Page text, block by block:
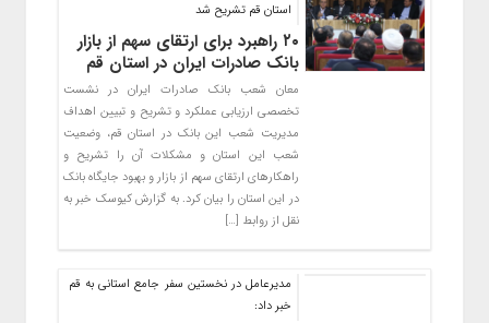
استان قم تشریح شد
۲۰ راهبرد برای ارتقای سهم از بازار
بانک صادرات ایران در استان قم
​معان شعب بانک صادرات ایران در نشست
تخصصی ارزیابی عملکرد و تشریح و تبیین اهداف
مدیریت شعب این بانک در استان قم، وضعیت
شعب این استان و مشکلات آن را تشریح و
راهکارهای ارتقای سهم از بازار و بهبود جایگاه بانک
در این استان را بیان کرد. به گزارش کیوسک خبر به
نقل از روابط […]
مدیرعامل در نخستین سفر جامع استانی به قم
خبر داد: